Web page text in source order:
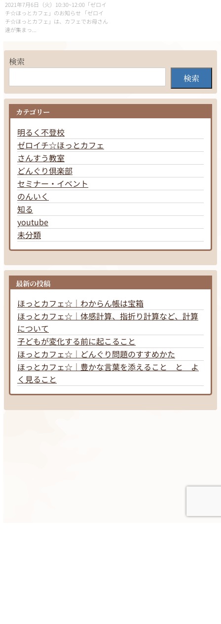
2021年7月6日（火）10:30~12:00「ゼロイ
チ☆ほっとカフェ」のお知らせ 「ゼロイ
チ☆ほっとカフェ」は、カフェでお母さん
達が集まっ...
検索
検索
カテゴリー
明るく不登校
ゼロイチ☆ほっとカフェ
さんすう教室
どんぐり倶楽部
セミナー・イベント
のんいく
知る
youtube
未分類
最新の投稿
ほっとカフェ☆｜わからん帳は宝箱
ほっとカフェ☆｜体感計算、指折り計算など、計算
について
子どもが変化する前に起こること
ほっとカフェ☆｜どんぐり問題のすすめかた
ほっとカフェ☆｜豊かな言葉を添えること と よ
く見ること